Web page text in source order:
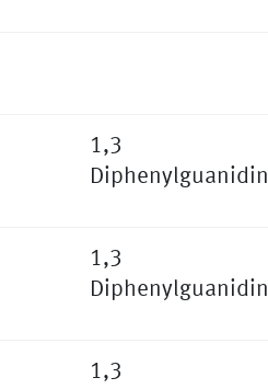
1,3
Diphenylguanidin
1,3
Diphenylguanidin
1,3